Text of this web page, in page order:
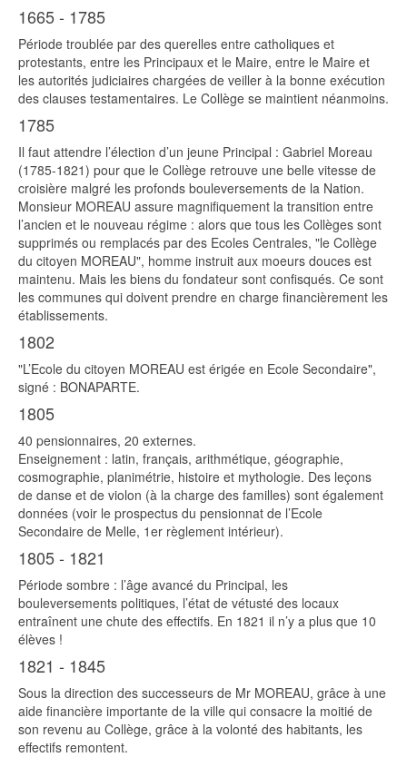
1665 - 1785
Période troublée par des querelles entre catholiques et
protestants, entre les Principaux et le Maire, entre le Maire et
les autorités judiciaires chargées de veiller à la bonne exécution
des clauses testamentaires. Le Collège se maintient néanmoins.
1785
Il faut attendre l’élection d’un jeune Principal : Gabriel Moreau
(1785-1821) pour que le Collège retrouve une belle vitesse de
croisière malgré les profonds bouleversements de la Nation.
Monsieur MOREAU assure magnifiquement la transition entre
l’ancien et le nouveau régime : alors que tous les Collèges sont
supprimés ou remplacés par des Ecoles Centrales, "le Collège
du citoyen MOREAU", homme instruit aux moeurs douces est
maintenu. Mais les biens du fondateur sont confisqués. Ce sont
les communes qui doivent prendre en charge financièrement les
établissements.
1802
"L’Ecole du citoyen MOREAU est érigée en Ecole Secondaire",
signé : BONAPARTE.
1805
40 pensionnaires, 20 externes.
Enseignement : latin, français, arithmétique, géographie,
cosmographie, planimétrie, histoire et mythologie. Des leçons
de danse et de violon (à la charge des familles) sont également
données (voir le prospectus du pensionnat de l’Ecole
Secondaire de Melle, 1er règlement intérieur).
1805 - 1821
Période sombre : l’âge avancé du Principal, les
bouleversements politiques, l’état de vétusté des locaux
entraînent une chute des effectifs. En 1821 il n’y a plus que 10
élèves !
1821 - 1845
Sous la direction des successeurs de Mr MOREAU, grâce à une
aide financière importante de la ville qui consacre la moitié de
son revenu au Collège, grâce à la volonté des habitants, les
effectifs remontent.